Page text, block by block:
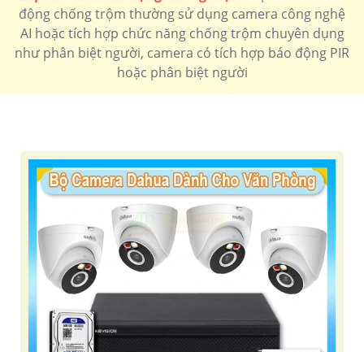
'
động chống trộm thường sử dụng camera công nghệ
AI hoặc tích hợp chức năng chống trộm chuyên dụng
như phân biệt người, camera có tích hợp báo động PIR
hoặc phân biệt người